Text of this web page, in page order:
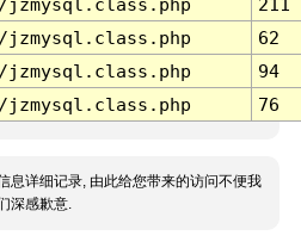
211
62
94
76
息详细记录, 由此给您带来的访问不便我
深感歉意.